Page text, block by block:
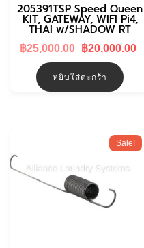
205391TSP Speed Queen
KIT, GATEWAY, WIFI Pi4,
THAI w/SHADOW RT
฿25,000.00 Original
฿25,000.00.
฿20,000.00
หยิบใส่ตะกร้า
Sale!